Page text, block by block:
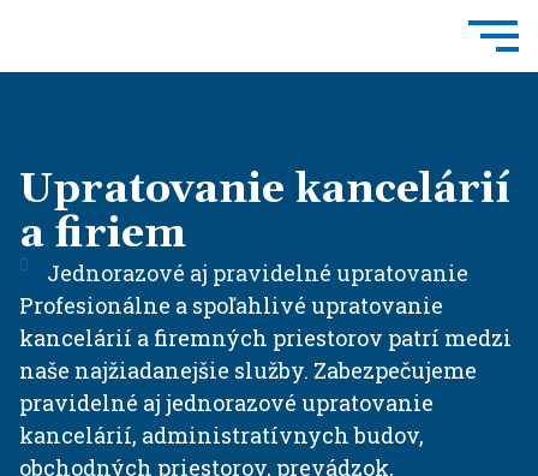
Upratovanie kancelárií
a firiem
Jednorazové aj pravidelné upratovanie
Profesionálne a spoľahlivé upratovanie
kancelárií a firemných priestorov patrí medzi
naše najžiadanejšie služby. Zabezpečujeme
pravidelné aj jednorazové upratovanie
kancelárií, administratívnych budov,
obchodných priestorov, prevádzok,